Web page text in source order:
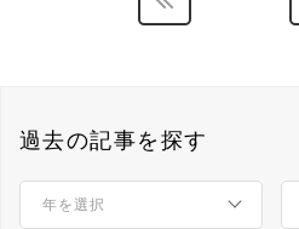
過去の記事を探す